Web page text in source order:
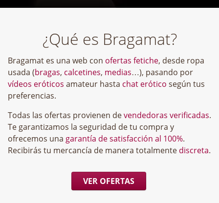
¿Qué es Bragamat?
Bragamat es una web con ofertas fetiche, desde ropa
usada (bragas, calcetines, medias…), pasando por
vídeos eróticos amateur hasta chat erótico según tus
preferencias.
Todas las ofertas provienen devendedoras verificadas.
Te garantizamos la seguridad de tu compra y
ofrecemos una garantía de satisfacción al 100%.
Recibirás tu mercancía de manera totalmente discreta.
VER OFERTAS